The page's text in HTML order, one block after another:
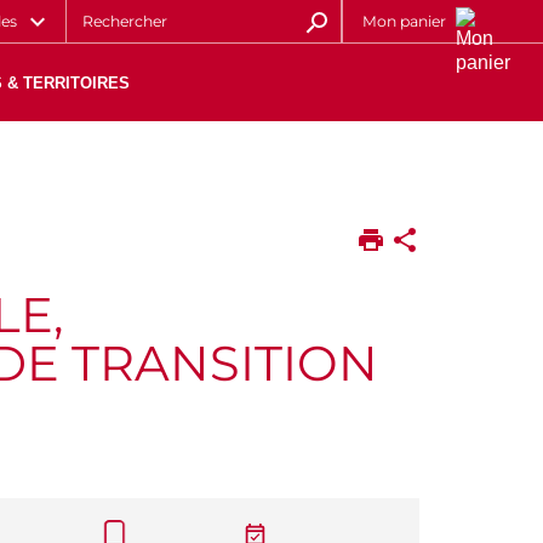
Mon panier
& TERRITOIRES
TRANSITION
CALL